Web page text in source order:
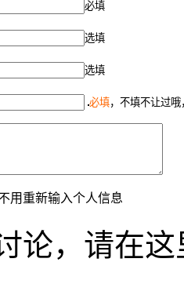
必填
选填
选填
必填，不填不让过
用重新输入个人信息
论，请在这